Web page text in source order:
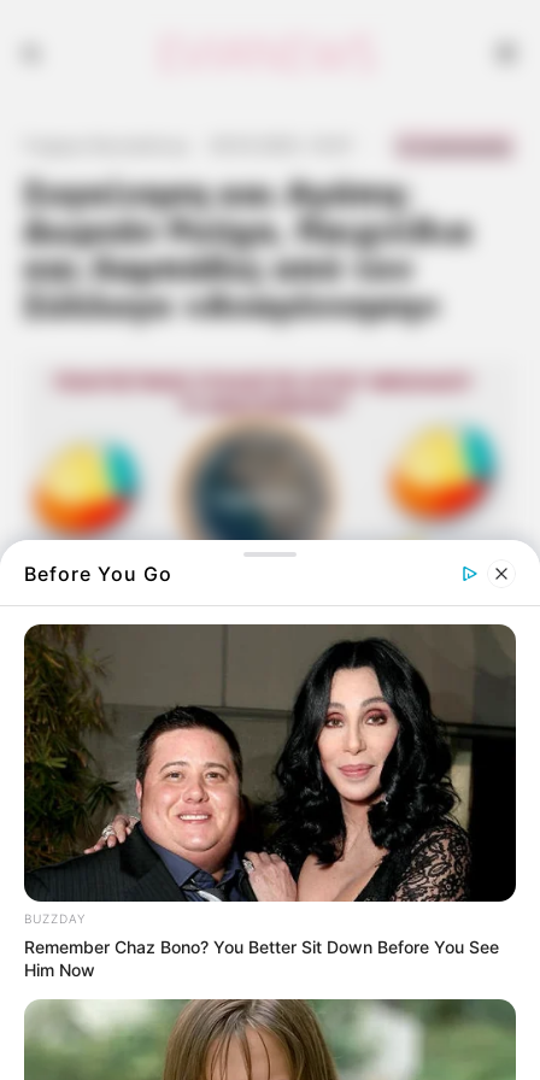
Συγκίνηση και Αγάπη:
Δωρεάν Ρούχα, Παιχνίδια
και Λαμπάδες από τον
Σύλλογο «Αναγέννηση»
Ο σύλλογος «Αναγέννηση» κάνει ξανά τη
Before You Go
BUZZDAY
Remember Chaz Bono? You Better Sit Down Before You See
Him Now